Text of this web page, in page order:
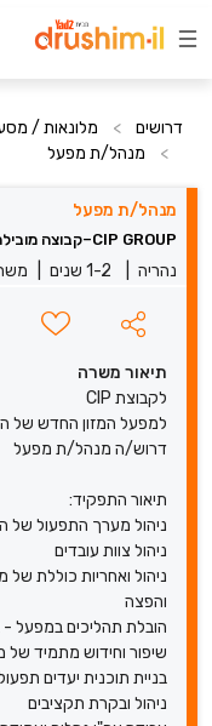
דרושים > מלונאות /
>
מנהל/ת מפעל
מנהל/ת מפעל
CIP GROUP–קבוצה מובילה בתחום ההסעדה
נהריה 1-2 שנים
תיאור משרה
לקבוצת CIP
למפעל המזון החדש של
דרוש/ה מנהל/ת מפעל
תיאור התפקיד:
ניהול מערך התפעול של
ניהול צוות עובדים
ניהול ואחריות כוללת
והפצה
הובלת תהליכים במפעל
שיפור וחידוש מתמיד של
בניית תוכנית יעדים
ניהול ובקרת תקציבים